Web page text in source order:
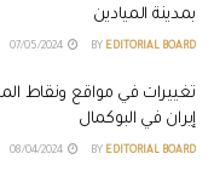
بمدينة الميادين
BY EDITORIAL BOARD
تغييرات في مواقع ونقاط
إيران في البوكمال
BY EDITORIAL BOARD